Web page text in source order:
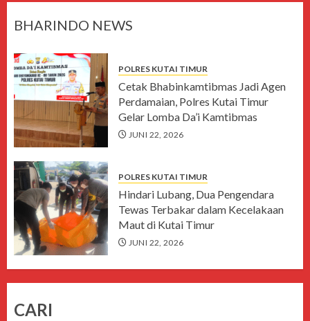
BHARINDO NEWS
POLRES KUTAI TIMUR
Cetak Bhabinkamtibmas Jadi Agen
Perdamaian, Polres Kutai Timur
Gelar Lomba Da’i Kamtibmas
JUNI 22, 2026
POLRES KUTAI TIMUR
Hindari Lubang, Dua Pengendara
Tewas Terbakar dalam Kecelakaan
Maut di Kutai Timur
JUNI 22, 2026
CARI